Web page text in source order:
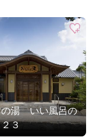
の湯 いい風呂の
３